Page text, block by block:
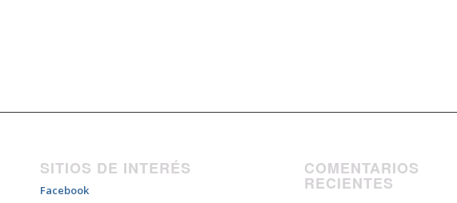
SITIOS DE INTERÉS
Facebook
COMENTARIOS
RECIENTES